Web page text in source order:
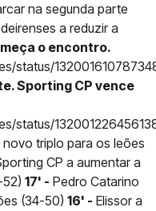
na segunda parte
a reduzir a
o encontro.
status/
Sporting CP vence
status/
triplo para os leões
CP a aumentar a
17' - Pedro Catarino
(34-50) 16' - Elissor a